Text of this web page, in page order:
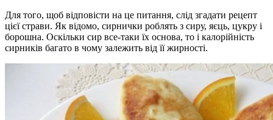
Для того, щоб відповісти на це питання, слід згадати рецепт
цієї страви. Як відомо, сирнички роблять з сиру, яєць, цукру і
борошна. Оскільки сир все-таки їх основа, то і калорійність
сирників багато в чому залежить від її жирності.